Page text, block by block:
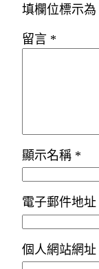
填欄位標示為
留言 *
顯示名稱 *
電子郵件地址
個人網站網址